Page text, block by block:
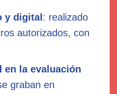
y digital : realizado
autorizados, con
en la evaluación
graban en